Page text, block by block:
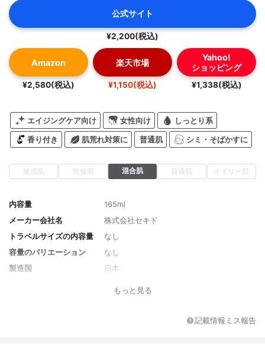
公式サイト
¥2,200(税込)
Amazon
¥2,580(税込)
楽天市場
¥1,150(税込)
Yahoo!
ショッピング
¥1,338(税込)
エイジングケア向け 女性向け しっとり系
香り付き 肌荒れ対策に 普通肌 シミ・そばかすに
敏感肌 乾燥肌 混合肌 普通肌 オイリー肌
内容量
165ml
メーカー会社名
株式会社セキド
トラベルサイズの内容量
なし
容量のバリエーション
なし
製造国
日本
もっと見る
記載情報ミス報告